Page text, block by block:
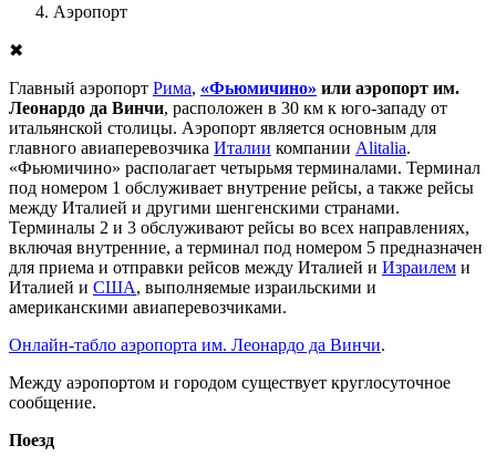
Аэропорт
✖
Главный аэропорт Рима, «Фьюмичино» или аэропорт им.
Леонардо да Винчи, расположен в 30 км к юго-западу от
итальянской столицы. Аэропорт является основным для
главного авиаперевозчика Италии компании Alitalia.
«Фьюмичино» располагает четырьмя терминалами. Терминал
под номером 1 обслуживает внутрение рейсы, а также рейсы
между Италией и другими шенгенскими странами.
Терминалы 2 и 3 обслуживают рейсы во всех направлениях,
включая внутренние, а терминал под номером 5 предназначен
для приема и отправки рейсов между Италией и Израилем и
Италией и США, выполняемые израильскими и
американскими авиаперевозчиками.
Онлайн-табло аэропорта им. Леонардо да Винчи.
Между аэропортом и городом существует круглосуточное
сообщение.
Поезд